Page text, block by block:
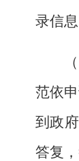
录信息
范依
到政
答复